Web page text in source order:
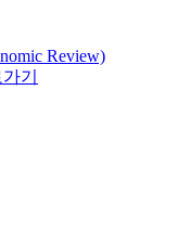
Review)
기